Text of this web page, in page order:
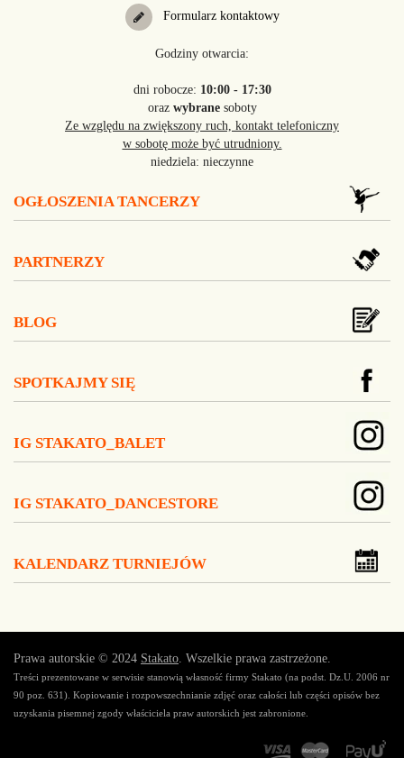
Formularz kontaktowy
Godziny otwarcia:
dni robocze: 10:00 - 17:30
oraz wybranesoboty
Ze względu na zwiększony ruch, kontakt telefoniczny
w sobotę może być utrudniony.
niedziela: nieczynne
OGŁOSZENIA TANCERZY
PARTNERZY
BLOG
SPOTKAJMY SIĘ
IG STAKATO_BALET
IG STAKATO_DANCESTORE
KALENDARZ TURNIEJÓW
Prawa autorskie © 2024 Stakato. Wszelkie prawa zastrzeżone.
Treści prezentowane w serwisie stanowią własność firmy Stakato (na podst. Dz.U. 2006 nr
90 poz. 631). Kopiowanie i rozpowszechnianie zdjęć oraz całości lub części opisów bez
uzyskania pisemnej zgody właściciela praw autorskich jest zabronione.